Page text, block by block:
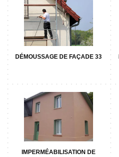
DÉMOUSSAGE DE FAÇADE 33
IMPERMÉABILISATION DE